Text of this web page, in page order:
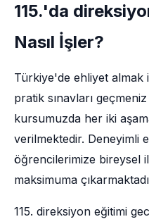
115.'da
Nasıl İşler?
Türkiye'de ehliyet almak
pratik sınavları
kursumuzda her iki
verilmektedir. Deneyimli
öğrencilerimize bireysel
maksimuma
115. direksiyon eğitimi